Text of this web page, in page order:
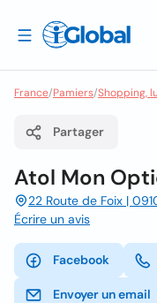
France/Pamiers/Shopping,
Partager
Atol Mon
22 Route de Foix |
Écrire un avis
Facebook
Envoyer un email